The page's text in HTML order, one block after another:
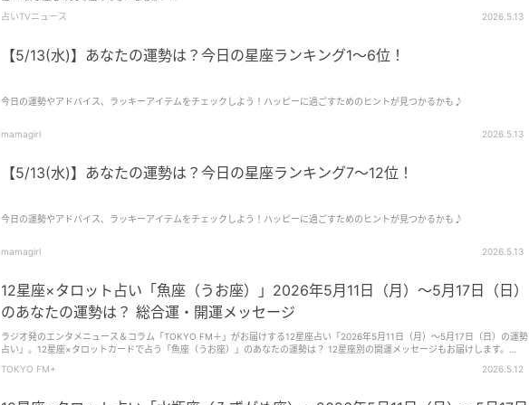
占いTVニュース
2026.5.13
【5/13(水)】あなたの運勢は？今日の星座ランキング1～6位！
今日の運勢やアドバイス、ラッキーアイテムをチェックしよう！ハッピーに過ごすためのヒントが見つかるかも♪
mamagirl 2026.5.13
【5/13(水)】あなたの運勢は？今日の星座ランキング7～12位！
今日の運勢やアドバイス、ラッキーアイテムをチェックしよう！ハッピーに過ごすためのヒントが見つかるかも♪
mamagirl 2026.5.13
12星座×タロット占い「魚座（うお座）」2026年5月11日（月）～5月17日（日）
のあなたの運勢は？ 総合運・開運メッセージ
ラジオ発のエンタメニュース＆コラム「TOKYO FM＋」がお届けする12星座占い「2026年5月11日（月）～5月17日（日）の運勢
占い」。12星座×タロットカードで占う「魚座（うお座）」のあなたの運勢は？ 12星座別の開運メッセージもお届けします。
TOKYO FM+ 2026.5.12